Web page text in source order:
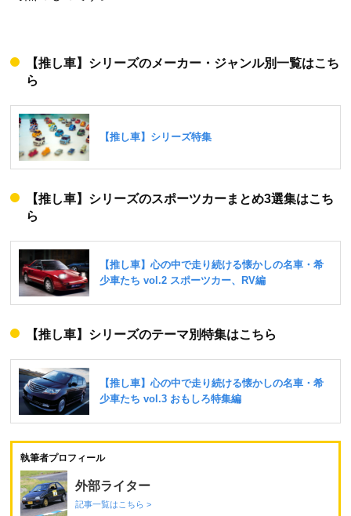
【推し車】シリーズのメーカー・ジャンル別一覧はこち
ら
【推し車】シリーズのスポーツカーまとめ3選集はこち
ら
【推し車】シリーズのテーマ別特集はこちら
執筆者プロフィール
外部ライター
記事一覧はこちら >